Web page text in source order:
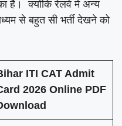
है। क्योंकि रेलवे में अन्य
से बहुत सी भर्ती देखने को
ITI CAT Admit
2026 Online PDF